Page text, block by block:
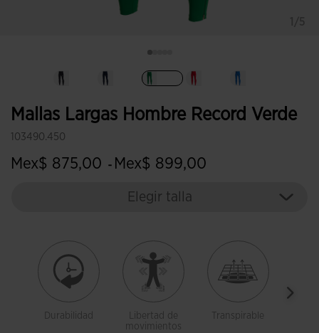
Mallas Largas Hombre Record Verde
103490.450
Mex$ 875,00 - Mex$ 899,00
Elegir talla
Durabilidad
Libertad de
movimientos
Transpirable